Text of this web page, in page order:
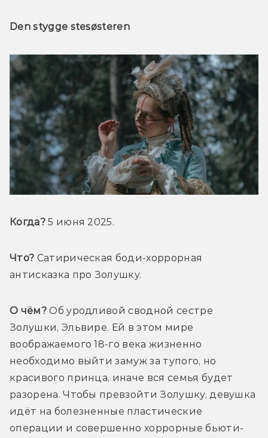
Den stygge stesøsteren
Когда? 5 июня 2025.
Что? Сатирическая боди-хоррорная
антисказка про Золушку.
О чём? Об уродливой сводной сестре
Золушки, Эльвире. Ей в этом мире
воображаемого 18-го века жизненно
необходимо выйти замуж за тупого, но
красивого принца, иначе вся семья будет
разорена. Чтобы превзойти Золушку, девушка
идёт на болезненные пластические
операции и совершенно хоррорные бьюти-